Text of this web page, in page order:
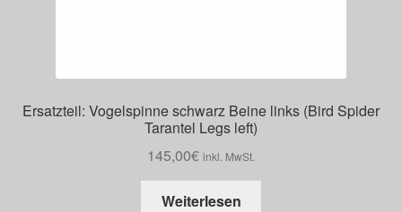
Ersatzteil: Vogelspinne schwarz Beine links (Bird Spider
Tarantel Legs left)
145,00€ inkl. MwSt.
Weiterlesen